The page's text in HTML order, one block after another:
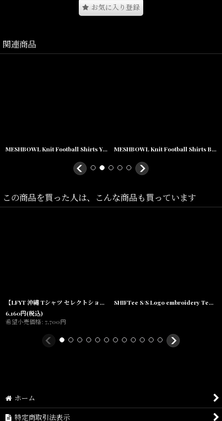
触っただけで違いがわかるクオリティ。
Skinny(着丈:70.5cm,身幅:58cm,肩幅:54cm,袖丈:26cm)
Fat(着丈:74.5cm,身幅:62cm,肩幅:58cm,袖丈:27cm)
お気に入り登録
関連商品
MESHBOWL Knit Football Shirts YLW メッシュ ニット フットボール シャツ MESHBOWL Knit Football Shirts BLK メッシュ ニット フットボール シャツ
この商品を買った人は、こんな商品も買っています
【LFYT 沖縄 Tシャツ セレクトショップ】 1996 S/S Tee BLK 750il 半袖 シャツ
6,160円(税込)
希望小売価格: 7,700円
SHIFTee S/S Logo embroidery Tee BLK 半袖 刺繍 Tシャツ
ホーム
特定商取引法表示